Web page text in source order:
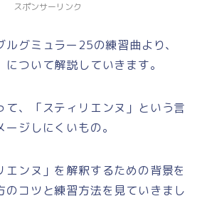
スポンサーリンク
ルグミュラー25の練習曲より、
について解説していきます。
て、「スティリエンヌ」という言
ジしにくいもの。
エンヌ」を解釈するための背景を
のコツと練習方法を見ていきまし